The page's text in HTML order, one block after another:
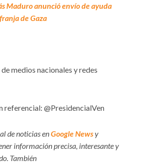
Maduro anunció envío de ayuda
de Gaza
medios nacionales y redes
referencial: @PresidencialVen
de noticias enGoogle Newsy
información precisa, interesante y
También